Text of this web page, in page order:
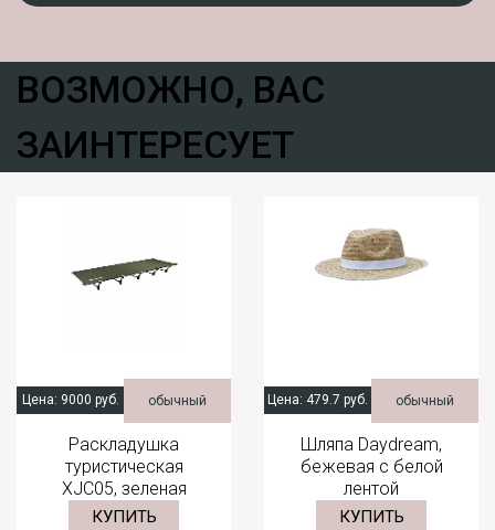
ВОЗМОЖНО, ВАС
ЗАИНТЕРЕСУЕТ
Цена: 9000 руб. обычный
Раскладушка
туристическая
XJC05, зеленая
КУПИТЬ
Цена: 479.7 руб. обычный
Шляпа Daydream,
бежевая с белой
лентой
КУПИТЬ